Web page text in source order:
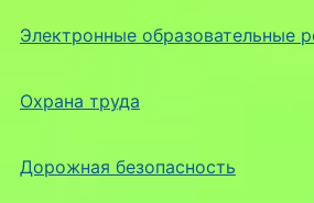
Электронные образовательные
Охрана труда
Дорожная безопасность